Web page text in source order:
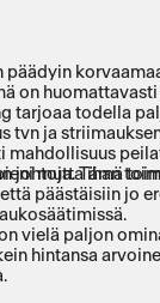
päädyin
on
tarjoaa todella
tvn ja
mahdollisuus
johtoja. Tämä
mutta ihan
päästäisiin jo
vielä paljon
hintansa